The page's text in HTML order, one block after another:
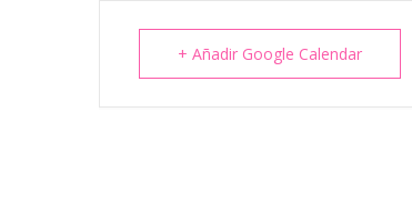
+ Añadir Google Calendar